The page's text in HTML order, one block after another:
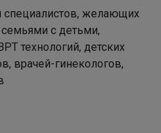
специалистов, желающих
с детьми,
технологий, детских
врачей-гинекологов,